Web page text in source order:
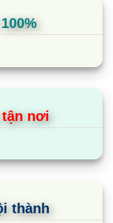
tận nơi
thành